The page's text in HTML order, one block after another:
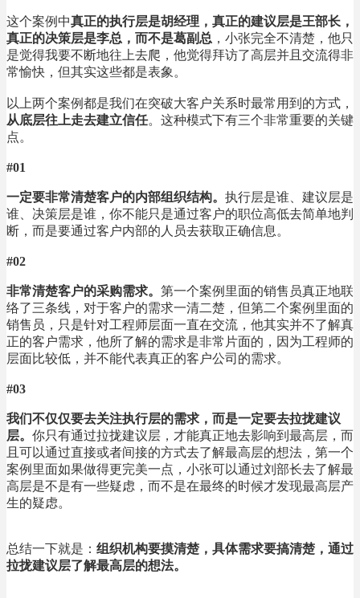
这个案例中真正的执行层是胡经理，真正的建议层是王部长，
真正的决策层是李总，而不是葛副总 ，小张完全不清楚，他只
是觉得我要不断地往上去爬，他觉得拜访了高层并且交流得非
常愉快，但其实这些都是表象。
以上两个案例都是我们在突破大客户关系时最常用到的方式，
从底层往上走去建立信任。这种模式下有三个非常重要的关键
点。
#01
一定要非常清楚客户的内部组织结构。 执行层是谁、建议层是
谁、决策层是谁，你不能只是通过客户的职位高低去简单地判
断，而是要通过客户内部的人员去获取正确信息。
#02
非常清楚客户的采购需求。 第一个案例里面的销售员真正地联
络了三条线，对于客户的需求一清二楚，但第二个案例里面的
销售员，只是针对工程师层面一直在交流，他其实并不了解真
正的客户需求，他所了解的需求是非常片面的，因为工程师的
层面比较低，并不能代表真正的客户公司的需求。
#03
我们不仅仅要去关注执行层的需求，而是一定要去拉拢建议
层。 你只有通过拉拢建议层，才能真正地去影响到最高层，而
且可以通过直接或者间接的方式去了解最高层的想法，第一个
案例里面如果做得更完美一点，小张可以通过刘部长去了解最
高层是不是有一些疑虑，而不是在最终的时候才发现最高层产
生的疑虑。
总结一下就是： 组织机构要摸清楚，具体需求要搞清楚，通过
拉拢建议层了解最高层的想法。